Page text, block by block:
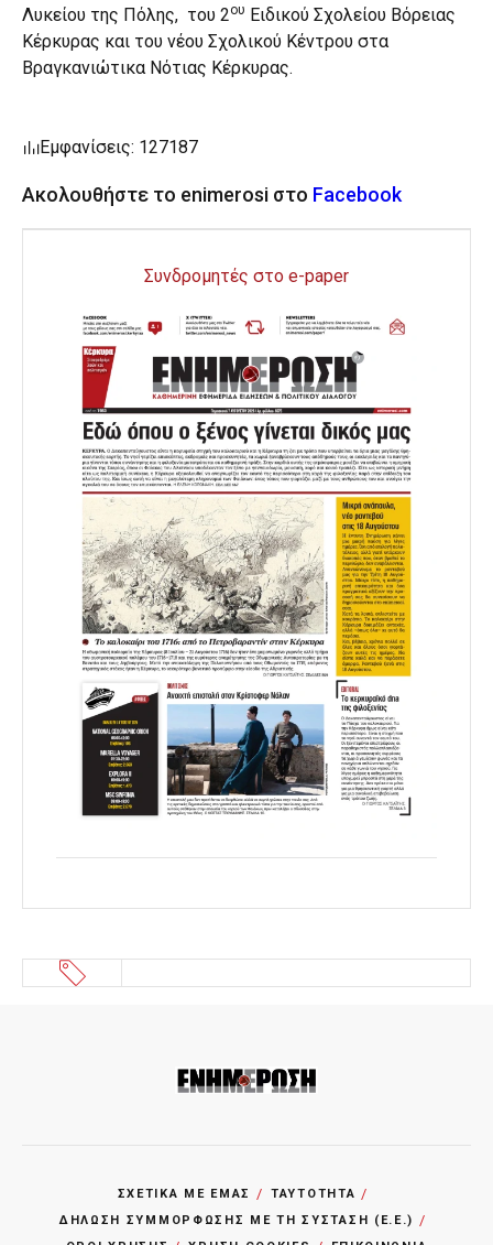
Λυκείου της Πόλης, του 2ου Ειδικού Σχολείου Βόρειας
Κέρκυρας και του νέου Σχολικού Κέντρου στα
Βραγκανιώτικα Νότιας Κέρκυρας.
Εμφανίσεις: 127187
Ακολουθήστε το enimerosi στο Facebook
Συνδρομητές στο e-paper
ΣΧΕΤΙΚΑ ΜΕ ΕΜΑΣ
ΤΑΥΤΟΤΗΤΑ
ΔΗΛΩΣΗ ΣΥΜΜΟΡΦΩΣΗΣ ΜΕ ΤΗ ΣΥΣΤΑΣΗ (Ε.Ε.)